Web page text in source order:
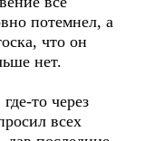
потемнел, а
что он
нет.
то через
всех